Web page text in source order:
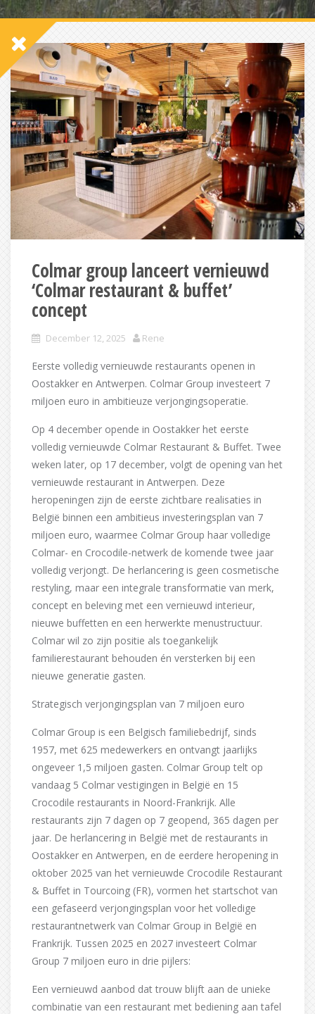
Colmar group lanceert vernieuwd
‘Colmar restaurant & buffet’
concept
December 12, 2025 Rene
Eerste volledig vernieuwde restaurants openen in
Oostakker en Antwerpen. Colmar Group investeert 7
miljoen euro in ambitieuze verjongingsoperatie.
Op 4 december opende in Oostakker het eerste
volledig vernieuwde Colmar Restaurant & Buffet. Twee
weken later, op 17 december, volgt de opening van het
vernieuwde restaurant in Antwerpen. Deze
heropeningen zijn de eerste zichtbare realisaties in
België binnen een ambitieus investeringsplan van 7
miljoen euro, waarmee Colmar Group haar volledige
Colmar- en Crocodile-netwerk de komende twee jaar
volledig verjongt. De herlancering is geen cosmetische
restyling, maar een integrale transformatie van merk,
concept en beleving met een vernieuwd interieur,
nieuwe buffetten en een herwerkte menustructuur.
Colmar wil zo zijn positie als toegankelijk
familierestaurant behouden én versterken bij een
nieuwe generatie gasten.
Strategisch verjongingsplan van 7 miljoen euro
Colmar Group is een Belgisch familiebedrijf, sinds
1957, met 625 medewerkers en ontvangt jaarlijks
ongeveer 1,5 miljoen gasten. Colmar Group telt op
vandaag 5 Colmar vestigingen in België en 15
Crocodile restaurants in Noord-Frankrijk. Alle
restaurants zijn 7 dagen op 7 geopend, 365 dagen per
jaar. De herlancering in België met de restaurants in
Oostakker en Antwerpen, en de eerdere heropening in
oktober 2025 van het vernieuwde Crocodile Restaurant
& Buffet in Tourcoing (FR), vormen het startschot van
een gefaseerd verjongingsplan voor het volledige
restaurantnetwerk van Colmar Group in België en
Frankrijk. Tussen 2025 en 2027 investeert Colmar
Group 7 miljoen euro in drie pijlers:
Een vernieuwd aanbod dat trouw blijft aan de unieke
combinatie van een restaurant met bediening aan tafel